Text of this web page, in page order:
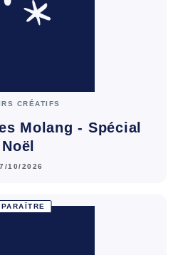
CRÉATIFS
Molang - Spécial
Noël
10/2026